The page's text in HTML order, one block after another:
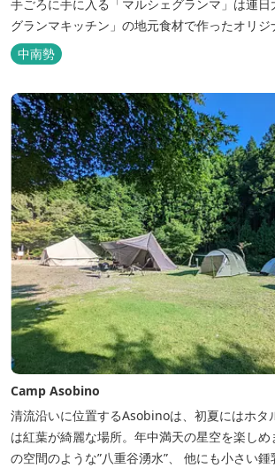
手ごろに手に入る「マルシェグランマ」は連日
グランマキッチン」の地元食材で作ったオリジ
バーベキューも楽しめます。食材と必要な道具
「手ぶらバーベキューセット」も人気です。 『
パーク』近くにあります。 多気町観光協会のフェイスブックでは多
気町のローカ...
中南勢
Camp Asobino
清流沿いに位置するAsobinoは、初夏にはホタ
は紅葉が綺麗な場所。年中満天の星空を楽しめます。 奥に
の空間のような”八重谷湧水”、 他にも小さい鍾